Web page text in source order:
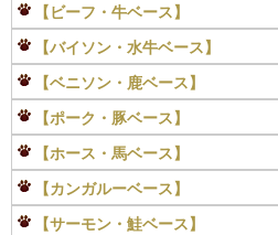
【ビーフ・牛ベース】
【バイソン・水牛ベース】
【ベニソン・鹿ベース】
【ポーク・豚ベース】
【ホース・馬ベース】
【カンガルーベース】
【サーモン・鮭ベース】